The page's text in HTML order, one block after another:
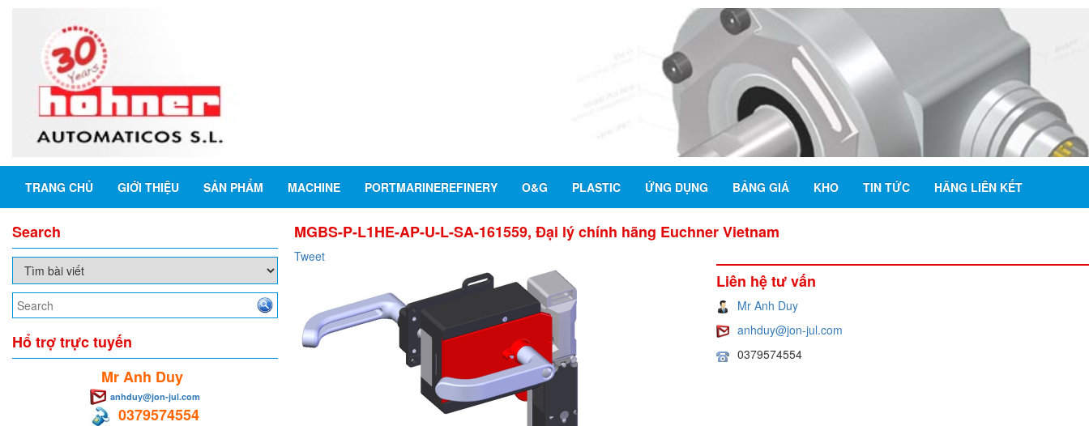
TRANG CHỦ GIỚI THIỆU SẢN PHẨM MACHINE PORTMARINEREFINERY O&G PLASTIC ỨNG DỤNG BẢNG GIÁ KHO TIN TỨC HÃNG LIÊN KẾT
Search
Hổ trợ trực tuyến
Mr Anh Duy
anhduy@jon-jul.com
0379574554
MGBS-P-L1HE-AP-U-L-SA-161559, Đại lý chính hãng Euchner Vietnam
Tweet
Liên hệ tư vấn
Mr Anh Duy
anhduy@jon-jul.com
0379574554